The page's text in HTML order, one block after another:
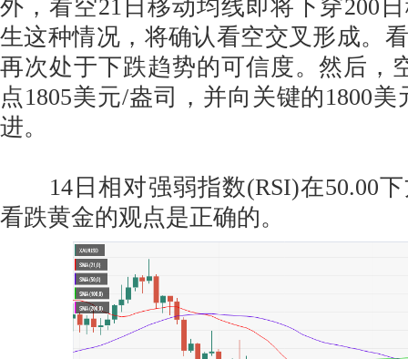
外，看空21日移动均线即将下穿200
生这种情况，将确认看空交叉形成。
再次处于下跌趋势的可信度。然后，
点1805美元/盎司，并向关键的1800
进。
14日相对强弱指数(RSI)在50.00下
看跌黄金的观点是正确的。